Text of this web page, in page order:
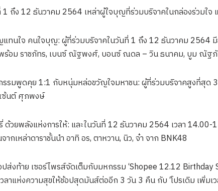
ถึง 12 ธันวาคม 2564 เหล่าผู้ใจบุญที่ร่วมบริจาคในกล่องร่วมใจ
ทนใจ คนใจบุญ: ผู้ที่ร่วมบริจาคในวันที่ 1 ถึง 12 ธันวาคม 2564
อม ราชภัทร, เบนซ์ ณัฐพงศ์, บอนซ์ ณดล – วิน ธนาคม, บูม ณัฐ
รรมพูดคุย 1:1 กับหนุ่มหล่อขวัญใจมหาชน: ผู้ที่ร่วมบริจาคสูงที่สุด
ซ้นต์ ศุภพงษ์
ด้วยพลังแห่งการให้: และในวันที่ 12 ธันวาคม 2564 เวลา
กเหล่าดาราชั้นนำ อาทิ อร, ตาหวาน, นิว, จ๋า จาก BNK48
ส่งท้าย เซอร์ไพรส์จัดเต็มกับมหกรรม ‘Shopee 12.12
วลาแห่งความสุขให้ช้อปสุดมันส์ต่ออีก 3 วัน 3 คืน กับ ‘โปรเดิม เพิ่มเ